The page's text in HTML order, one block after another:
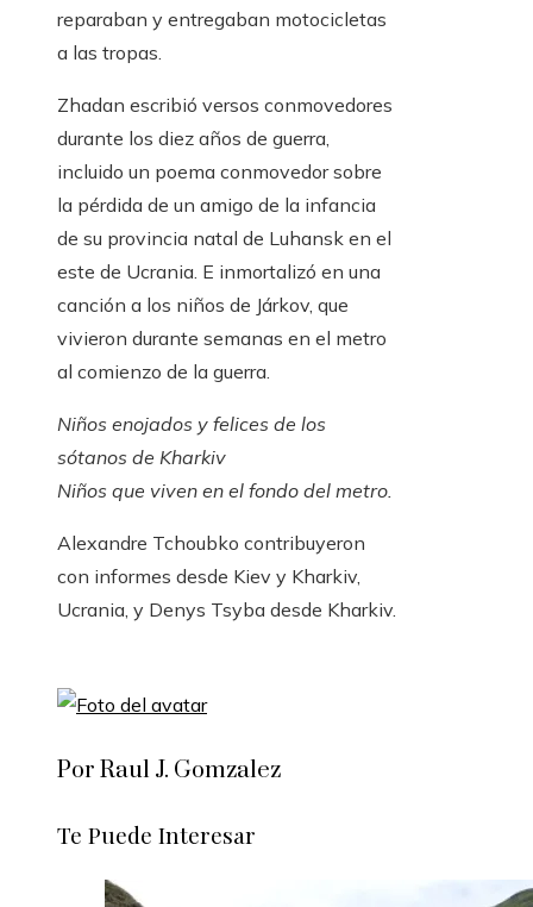
reparaban y entregaban motocicletas
a las tropas.
Zhadan escribió versos conmovedores
durante los diez años de guerra,
incluido un poema conmovedor sobre
la pérdida de un amigo de la infancia
de su provincia natal de Luhansk en el
este de Ucrania. E inmortalizó en una
canción a los niños de Járkov, que
vivieron durante semanas en el metro
al comienzo de la guerra.
Niños enojados y felices de los
sótanos de Kharkiv
Niños que viven en el fondo del metro.
Alexandre Tchoubko contribuyeron
con informes desde Kiev y Kharkiv,
Ucrania, y Denys Tsyba desde Kharkiv.
Por Raul J. Gomzalez
Te Puede Interesar